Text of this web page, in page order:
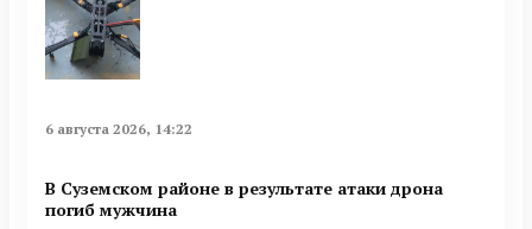
6 августа 2026, 14:22
В Суземском районе в результате атаки дрона
погиб мужчина